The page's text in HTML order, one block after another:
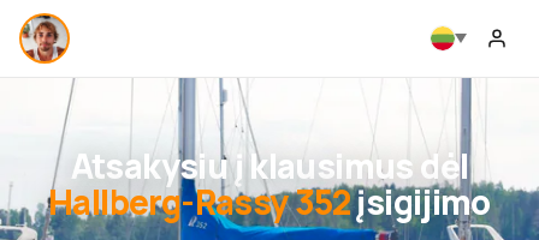
Atsakysiu į klausimus dėl
Hallberg-Rassy 352įsigijimo